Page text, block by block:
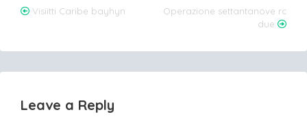
Post
Visiitti Caribe bayhyn
Operazione settantanove rc
due
Leave a Reply